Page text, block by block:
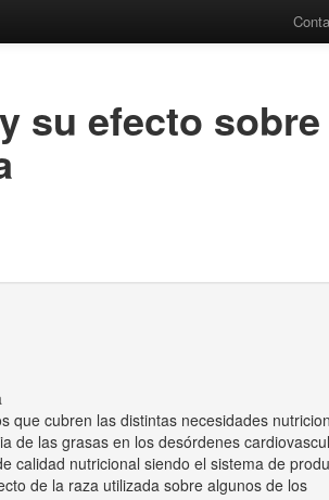
su efecto
que cubren las distintas necesidades
de las grasas en los desórdenes
calidad nutricional siendo el sistema de
de la raza utilizada sobre algunos de los